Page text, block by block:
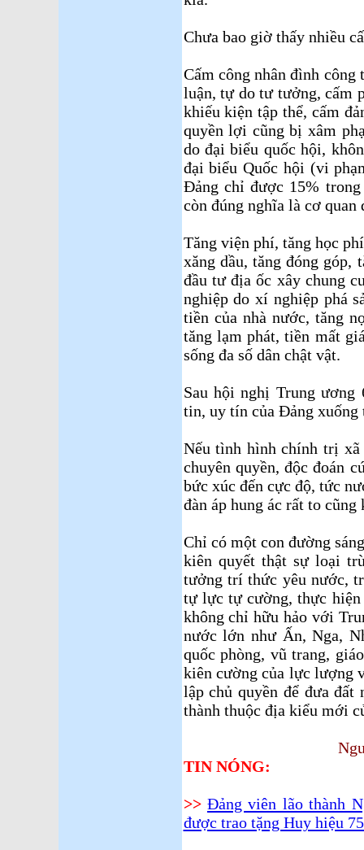
Chưa bao giờ thấy nhiều
Cấm công nhân đình
luận, tự do tư tưởng, cấm
khiếu kiện tập thể, cấm
quyền lợi cũng bị xâm
do đại biểu quốc hội,
đại biểu Quốc hội (vi
Đảng chỉ được 15%
còn đúng nghĩa là cơ quan
Tăng viện phí, tăng học
xăng dầu, tăng đóng góp,
đầu tư địa ốc xây chung
nghiệp do xí nghiệp phá
tiền của nhà nước, tăng
tăng lạm phát, tiền mất
sống đa số dân chật vật.
Sau hội nghị Trung
tin, uy tín của Đảng xuống
Nếu tình hình chính trị
chuyên quyền, độc đoán
bức xúc đến cực độ, tức
đàn áp hung ác rất to cũng
Chỉ có một con đường
kiên quyết thật sự loại
tưởng trí thức yêu nước,
tự lực tự cường, thực hiện
không chỉ hữu hảo với
nước lớn như Ấn, Nga,
quốc phòng, vũ trang,
kiên cường của lực lượng
lập chủ quyền để đưa
thành thuộc địa kiểu mới
Nguyễn
TIN NÓNG:
>> Đảng viên lão thành
được trao tặng Huy hiệu